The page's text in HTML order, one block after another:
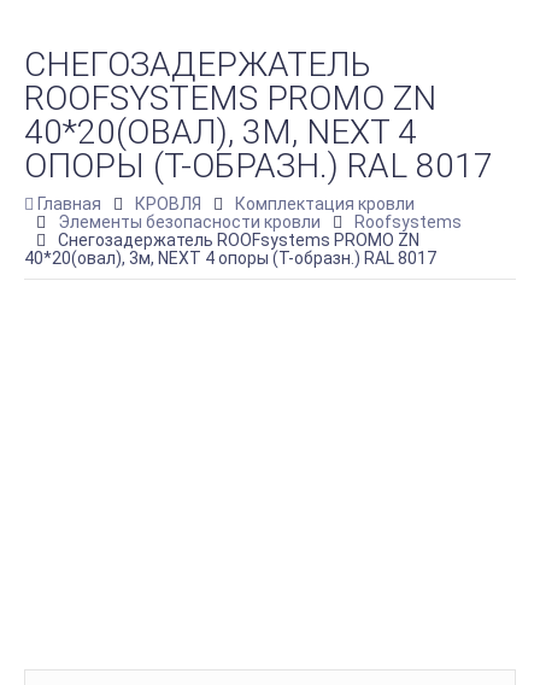
СНЕГОЗАДЕРЖАТЕЛЬ
ROOFSYSTEMS PROMO ZN
40*20(ОВАЛ), 3М, NEXT 4
ОПОРЫ (Т-ОБРАЗН.) RAL 8017
Главная КРОВЛЯ
Комплектация кровли
Элементы безопасности кровли
Roofsystems
Снегозадержатель ROOFsystems PROMO ZN
40*20(овал), 3м, NEXT 4 опоры (Т-образн.) RAL 8017